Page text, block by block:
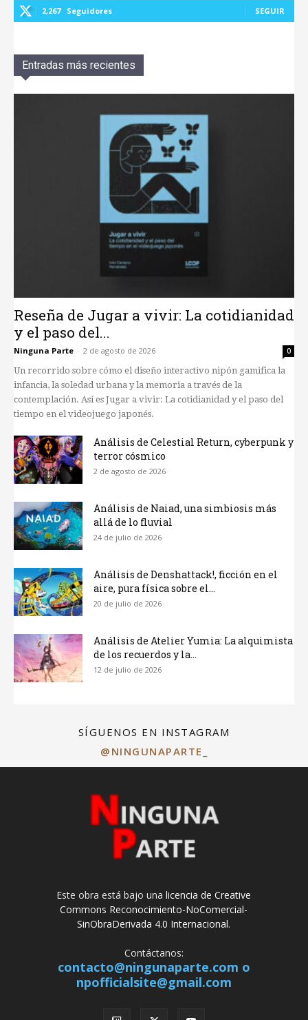
2,267 Seguidores SEGUIR
Entradas más recientes
Reseña de Jugar a vivir: La cotidianidad
y el paso del...
Ninguna Parte - 2 de agosto de 2026 0
Un recorrido sobre cómo el diseño interactivo nipón gamifica la
infancia, la soledad urbana y la memoria a través de la
contemplación. Así es Jugar a vivir: La cotidianidad y el paso del
tiempo en el videojuego japonés.
Análisis de Celestial Return, cyberpunk y
terror cósmico
2 de agosto de 2026
Análisis de Naiad, una simbiosis más
allá de lo fluvial
24 de julio de 2026
Análisis de Denshattack!, ficción en el
aire, pura física sobre el...
20 de julio de 2026
Análisis de Atelier Yumia: La alquimista
de los recuerdos y la...
12 de julio de 2026
SÍGUENOS EN INSTAGRAM
@NINGUNAPARTE_
Este obra está bajo unalicencia de Creative
Commons Reconocimiento-NoComercial-
SinObraDerivada 4.0 Internacional.
Contáctanos:
contacto@ningunaparte.com o
npofficialsite@gmail.com